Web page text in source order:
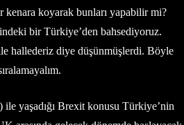
koyarak bunları yapabilir mi?
bir Türkiye’den bahsediyoruz.
hallederiz diye düşünmüşlerdi. Böyle
yaşadığı Brexit konusu Türkiye’nin